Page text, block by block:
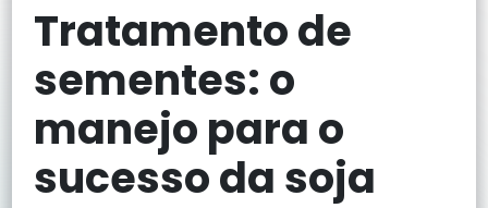
Tratamento de
sementes: o
manejo para o
sucesso da soja